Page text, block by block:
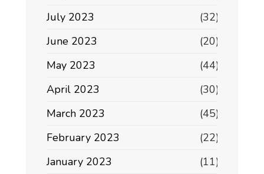
July 2023
(32)
June 2023
(20)
May 2023
(44)
April 2023
(30)
March 2023
(45)
February 2023
(22)
January 2023
(11)